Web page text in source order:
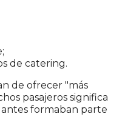
de catering.
de ofrecer "más
pasajeros significa
formaban parte